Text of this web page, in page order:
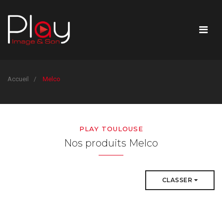
Accueil Melco
PLAY TOULOUSE
Nos produits Melco
CLASSER